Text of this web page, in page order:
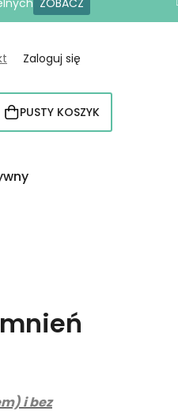
ZOBACZ
Zaloguj się
KOSZYK
PUSTY KOSZYK
i bez